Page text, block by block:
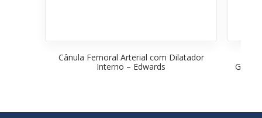
Cânula Femoral Arterial com Dilatador
Interno – Edwards
Gore